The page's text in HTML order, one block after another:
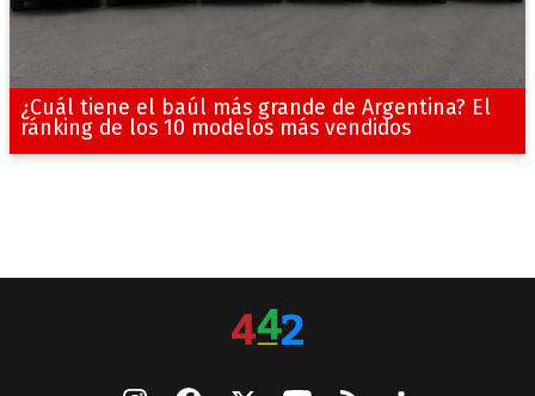
¿Cuál tiene el baúl más grande de Argentina? El
ránking de los 10 modelos más vendidos